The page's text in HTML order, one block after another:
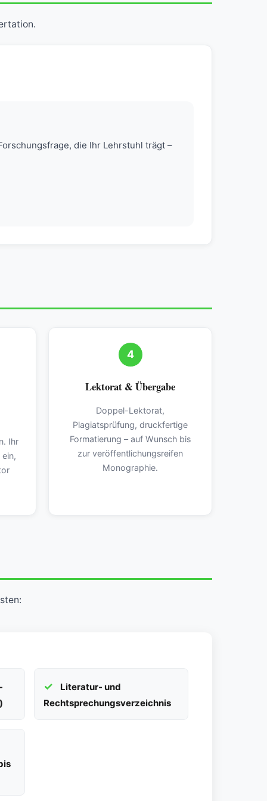
die Ihr Lehrstuhl trägt –
Ihr
4
Lektorat & Übergabe
Doppel-Lektorat,
Plagiatsprüfung, druckfertige
Formatierung – auf Wunsch bis
zur veröffentlichungsreifen
Monographie.
Literatur- und
Rechtsprechungsverzeichnis